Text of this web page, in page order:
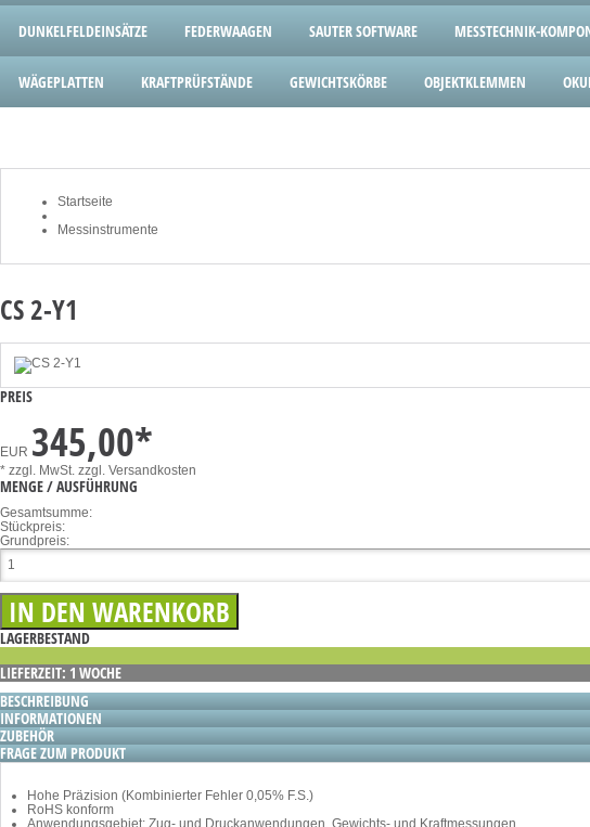
DUNKELFELDEINSÄTZE FEDERWAAGEN SAUTER SOFTWARE MESSTECHNIK-
WÄGEPLATTEN KRAFTPRÜFSTÄNDE GEWICHTSKÖRBE OBJEKTKLEMMEN
Startseite
Messinstrumente
CS 2-Y1
PREIS
EUR 345,00*
* zzgl. MwSt. zzgl. Versandkosten
MENGE / AUSFÜHRUNG
Gesamtsumme:
Stückpreis:
Grundpreis:
LAGERBESTAND
LIEFERZEIT: 1 WOCHE
BESCHREIBUNG
INFORMATIONEN
ZUBEHÖR
FRAGE ZUM PRODUKT
Hohe Präzision (Kombinierter Fehler 0,05% F.S.)
RoHS konform
Anwendungsgebiet: Zug- und Druckanwendungen, Gewichts- und Kraftmessungen